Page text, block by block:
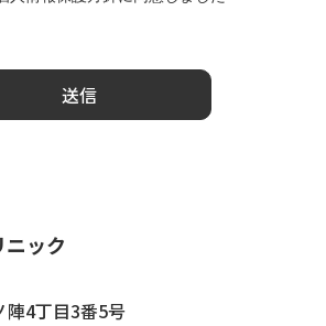
ス・紛失・破損・改ざん・漏洩などを防止す
ィシステムの維持・管理体制の整備・社員教
措置を講じ、安全対策を実施し個人情報の厳
、お客様からのお問い合わせ時に、お名前、
らの個人情報はご提供いただく際の目的以外
ん。
送信
ック
陣4丁目3番5号